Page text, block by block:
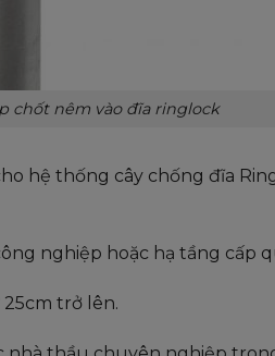
chốt nêm vào đĩa ringlock
hệ thống cây chống đĩa
nghiệp hoặc hạ tầng cấp
25cm trở lên.